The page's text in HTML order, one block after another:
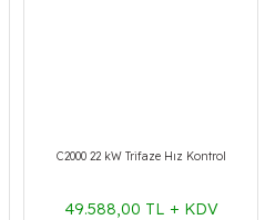
C2000 22 kW Trifaze Hız Kontrol
49.588,00 TL + KDV